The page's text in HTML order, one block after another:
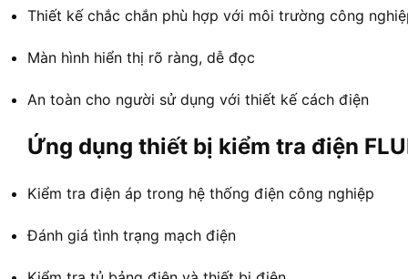
Thiết kế chắc chắn phù hợp với môi trường công
Màn hình hiển thị rõ ràng, dễ đọc
An toàn cho người sử dụng với thiết kế cách điện
Ứng dụng thiết bị kiểm tra điện
Kiểm tra điện áp trong hệ thống điện công nghiệp
Đánh giá tình trạng mạch điện